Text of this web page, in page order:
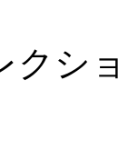
クシ